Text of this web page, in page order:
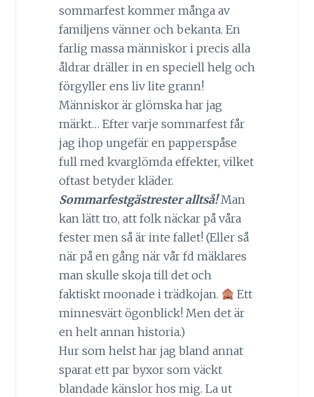
sommarfest kommer många av
familjens vänner och bekanta. En
farlig massa människor i precis alla
åldrar dräller in en speciell helg och
förgyller ens liv lite grann!
Människor är glömska har jag
märkt… Efter varje sommarfest får
jag ihop ungefär en papperspåse
full med kvarglömda effekter, vilket
oftast betyder kläder.
Sommarfestgästrester alltså!Man
kan lätt tro, att folk näckar på våra
fester men så är inte fallet! (Eller så
när på en gång när vår fd mäklares
man skulle skoja till det och
faktiskt moonade i trädkojan.
Ett
minnesvärt ögonblick! Men det är
en helt annan historia.)
Hur som helst har jag bland annat
sparat ett par byxor som väckt
blandade känslor hos mig. La ut